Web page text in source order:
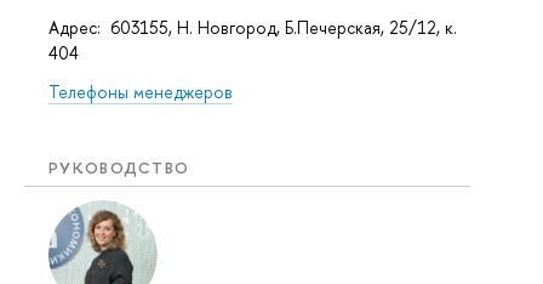
Адрес: 603155, Н. Новгород, Б.Печерская, 25/12, к.
404
Телефоны менеджеров
РУКОВОДСТВО